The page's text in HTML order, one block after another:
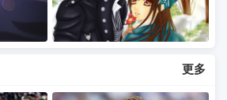
更多